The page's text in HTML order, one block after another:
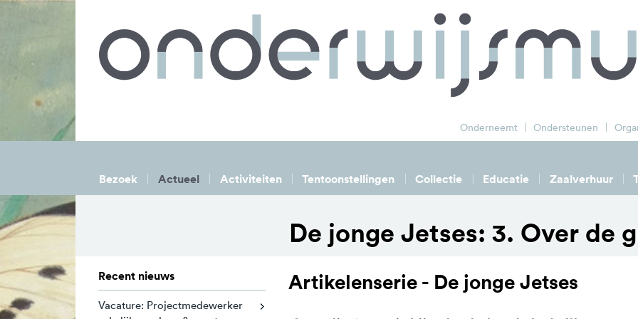
Onderneemt Ondersteunen
Bezoek Actueel Activiteiten Tentoonstellingen Collectie Educatie Zaalverhuur
De jonge Jetses: 3. Over de
Recent nieuws
Vacature: Projectmedewerker
Artikelenserie - De jonge Jetses